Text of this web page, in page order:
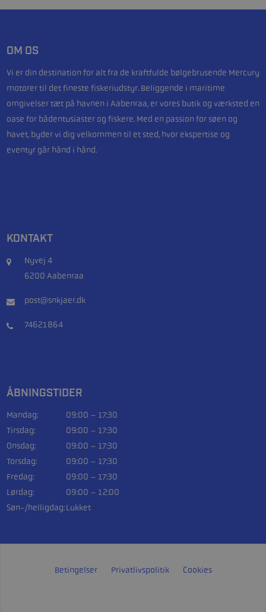
OM OS
Vi er din destination for alt fra de kraftfulde bølgebrusende Mercury
motorer til det fineste fiskeriudstyr. Beliggende i maritime
omgivelser tæt på havnen i Aabenraa, er vores butik og værksted en
oase for bådentusiaster og fiskere. Med en passion for søen og
havet, byder vi dig velkommen til et sted, hvor ekspertise og
eventyr går hånd i hånd.
KONTAKT
Nyvej 4
6200 Aabenraa
post@snkjaer.dk
74621864
ÅBNINGSTIDER
Mandag:
09:00 – 17:30
Tirsdag:
09:00 – 17:30
Onsdag:
09:00 – 17:30
Torsdag:
09:00 – 17:30
Fredag:
09:00 – 17:30
Lørdag:
09:00 – 12:00
Søn-/helligdag:Lukket
Betingelser Privatlivspolitik Cookies